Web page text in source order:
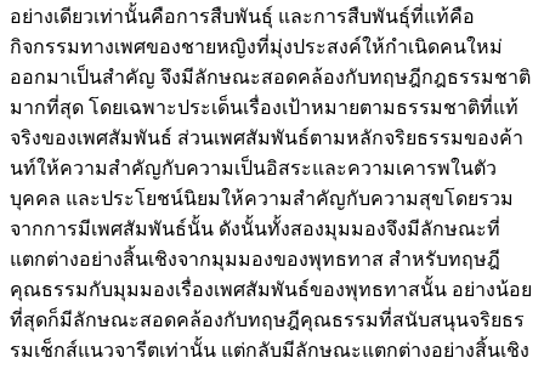
อย่างเดียวเท่านั้นคือการสืบพันธุ์ และการสืบพันธุ์ที่แท้คือ
กิจกรรมทางเพศของชายหญิงที่มุ่งประสงค์ให้กำเนิดคนใหม่
ออกมาเป็นสำคัญ จึงมีลักษณะสอดคล้องกับทฤษฎีกฎธรรมชาติ
มากที่สุด โดยเฉพาะประเด็นเรื่องเป้าหมายตามธรรมชาติที่แท้
จริงของเพศสัมพันธ์ ส่วนเพศสัมพันธ์ตามหลักจริยธรรมของค้า
นท์ให้ความสำคัญกับความเป็นอิสระและความเคารพในตัว
บุคคล และประโยชน์นิยมให้ความสำคัญกับความสุขโดยรวม
จากการมีเพศสัมพันธ์นั้น ดังนั้นทั้งสองมุมมองจึงมีลักษณะที่
แตกต่างอย่างสิ้นเชิงจากมุมมองของพุทธทาส สำหรับทฤษฎี
คุณธรรมกับมุมมองเรื่องเพศสัมพันธ์ของพุทธทาสนั้น อย่างน้อย
ที่สุดก็มีลักษณะสอดคล้องกับทฤษฎีคุณธรรมที่สนับสนุนจริยธร
รมเช็กส์แนวจารีตเท่านั้น แต่กลับมีลักษณะแตกต่างอย่างสิ้นเชิง